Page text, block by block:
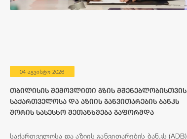
04 აგვისტო 2026
თბილისის შემოვლითი გზის მშენებლობისთვის
საქართველოსა და აზიის განვითარების ბანკს
შორის სასესხო შეთანხმება გაფორმდა
საქართველოსა და აზიის განვითარების ბანკს (ADB)